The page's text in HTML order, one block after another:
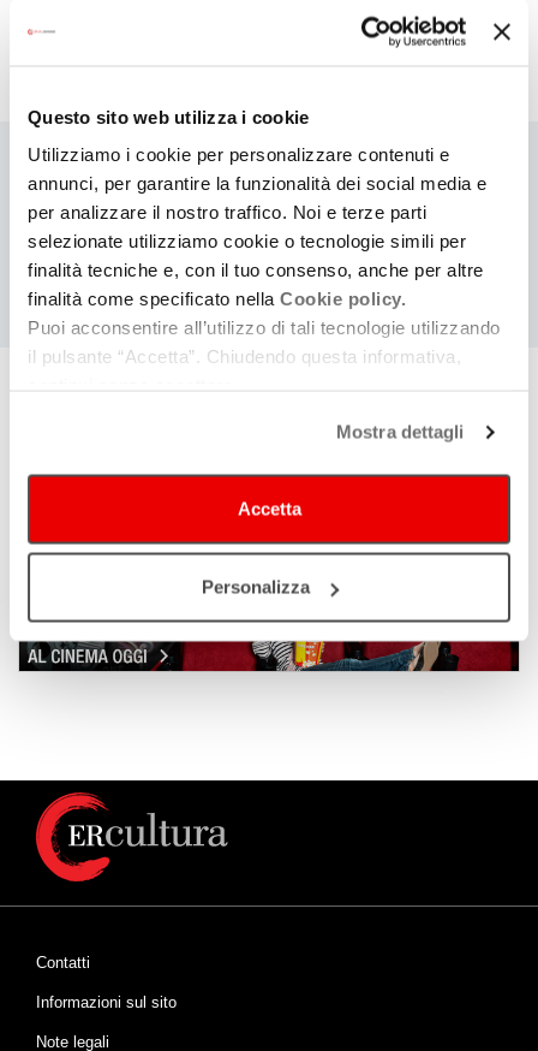
Questo sito web utilizza i cookie
Utilizziamo i cookie per personalizzare contenuti e
annunci, per garantire la funzionalità dei social media e
per analizzare il nostro traffico. Noi e terze parti
selezionate utilizziamo cookie o tecnologie simili per
finalità tecniche e, con il tuo consenso, anche per altre
finalità come specificato nella Cookie policy.
Puoi acconsentire all’utilizzo di tali tecnologie utilizzando
il pulsante “Accetta”. Chiudendo questa informativa,
Mostra dettagli
Accetta
Personalizza
COSA
Cerca eventi Cerca rassegne e festival
Data di pubblicazione
Ultima modifica
Contatti
Informazioni sul sito
Note legali